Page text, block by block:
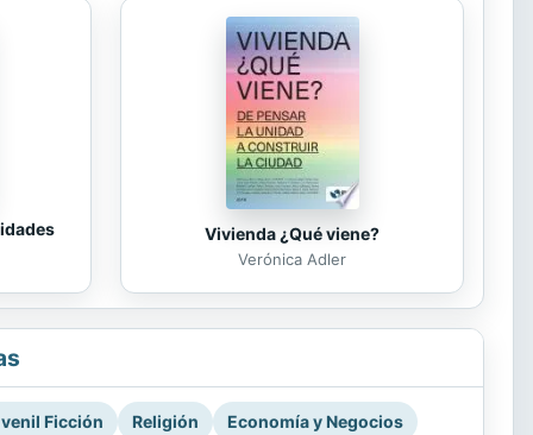
Vivienda ¿Qué viene?
Verónica Adler
Ficción Religión Economía y Negocios